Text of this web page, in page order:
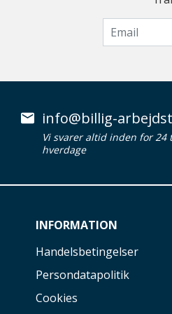
info@billig-
Vi svarer altid inden for 24
hverdage
INFORMATION
Handelsbetingelser
Persondatapolitik
Cookies